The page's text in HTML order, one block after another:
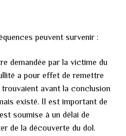
peuvent survenir :
demandée par la victime du
a pour effet de remettre
avant la conclusion
existé. Il est important de
soumise à un délai de
de la découverte du dol.